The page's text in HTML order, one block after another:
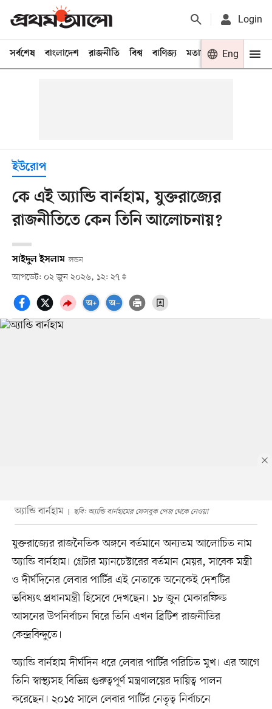
Login
সর্বশেষ বাংলাদেশ রাজনীতি বিশ্ব বাণিজ্য মতামত খেলা
Eng
ইউরোপ
কে এই অ্যান্ডি বার্নহাম, যুক্তরাজ্যের
রাজনীতিতে কেন তিনি আলোচনায়?
সাইদুল ইসলাম লন্ডন
আপডেট: ০২ জুন ২০২৬, ১২: ২৭
অ্যান্ডি বার্নহাম ছবি: অ্যান্ডি বার্নহামের ফেসবুক পেজ থেকে নেওয়া
যুক্তরাজ্যের রাজনৈতিক অঙ্গনে বর্তমানে অন্যতম আলোচিত নাম
অ্যান্ডি বার্নহাম। গ্রেটার ম্যানচেস্টারের বর্তমান মেয়র, সাবেক মন্ত্রী
ও দীর্ঘদিনের লেবার পার্টির এই নেতাকে অনেকেই দেশটির
ভবিষ্যৎ প্রধানমন্ত্রী হিসেবে দেখছেন। ১৮ জুন মেকারফিল্ড
আসনের উপনির্বাচন ঘিরে তিনি এখন ব্রিটিশ রাজনীতির
কেন্দ্রবিন্দুতে।
অ্যান্ডি বার্নহাম দীর্ঘদিন ধরে লেবার পার্টির পরিচিত মুখ। এর আগে
তিনি স্বাস্থ্যসহ বিভিন্ন গুরুত্বপূর্ণ মন্ত্রণালয়ের দায়িত্ব পালন
করেছেন। ২০১৫ সালে লেবার পার্টির নেতৃত্ব নির্বাচনে